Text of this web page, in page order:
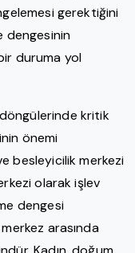
gerektiğini
dengesinin
duruma yol
kritik
önemi
besleyicilik merkezi
olarak işlev
dengesi
arasında